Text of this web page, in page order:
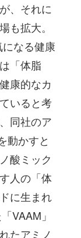
、それに
も拡大。
なる健康
「体脂
康的なカ
いると考
同社のア
動かすと
酸ミック
人の「体
に生まれ
VAAM」
たアミノ